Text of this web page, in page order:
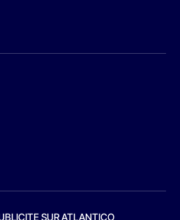
SUR ATLANTICO